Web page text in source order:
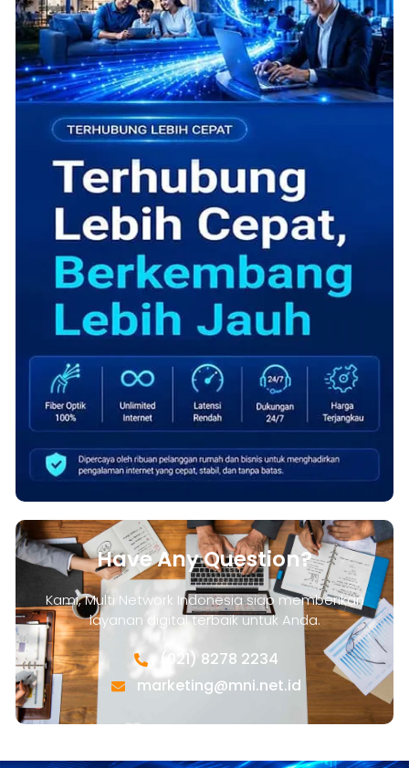
Have Any Question?
Kami, Multi Network Indonesia siap memberikan
layanan digital terbaik untuk Anda.
(021) 8278 2234
marketing@mni.net.id